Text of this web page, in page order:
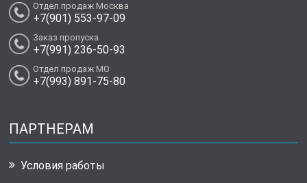
Отдел продаж Москва
+7(901) 553-97-09
Заказ пропуска
+7(991) 236-50-93
Отдел продаж МО
+7(993) 891-75-80
ПАРТНЕРАМ
Условия работы